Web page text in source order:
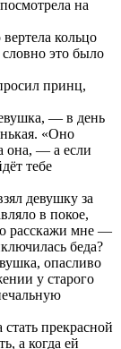
на
кольцо
это было
принц,
— в день
«Оно
она, — а если
тебе
девушку за
в покое,
расскажи мне —
беда?
опасливо
у старого
прекрасной
а когда ей